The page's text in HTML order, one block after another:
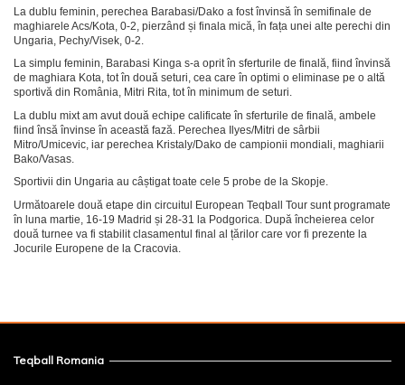
La dublu feminin, perechea Barabasi/Dako a fost învinsă în semifinale de
maghiarele Acs/Kota, 0-2, pierzând și finala mică, în fața unei alte perechi din
Ungaria, Pechy/Visek, 0-2.
La simplu feminin, Barabasi Kinga s-a oprit în sferturile de finală, fiind învinsă
de maghiara Kota, tot în două seturi, cea care în optimi o eliminase pe o altă
sportivă din România, Mitri Rita, tot în minimum de seturi.
La dublu mixt am avut două echipe calificate în sferturile de finală, ambele
fiind însă învinse în această fază. Perechea Ilyes/Mitri de sârbii
Mitro/Umicevic, iar perechea Kristaly/Dako de campionii mondiali, maghiarii
Bako/Vasas.
Sportivii din Ungaria au câștigat toate cele 5 probe de la Skopje.
Următoarele două etape din circuitul European Teqball Tour sunt programate
în luna martie, 16-19 Madrid și 28-31 la Podgorica. După încheierea celor
două turnee va fi stabilit clasamentul final al țărilor care vor fi prezente la
Jocurile Europene de la Cracovia.
Teqball Romania